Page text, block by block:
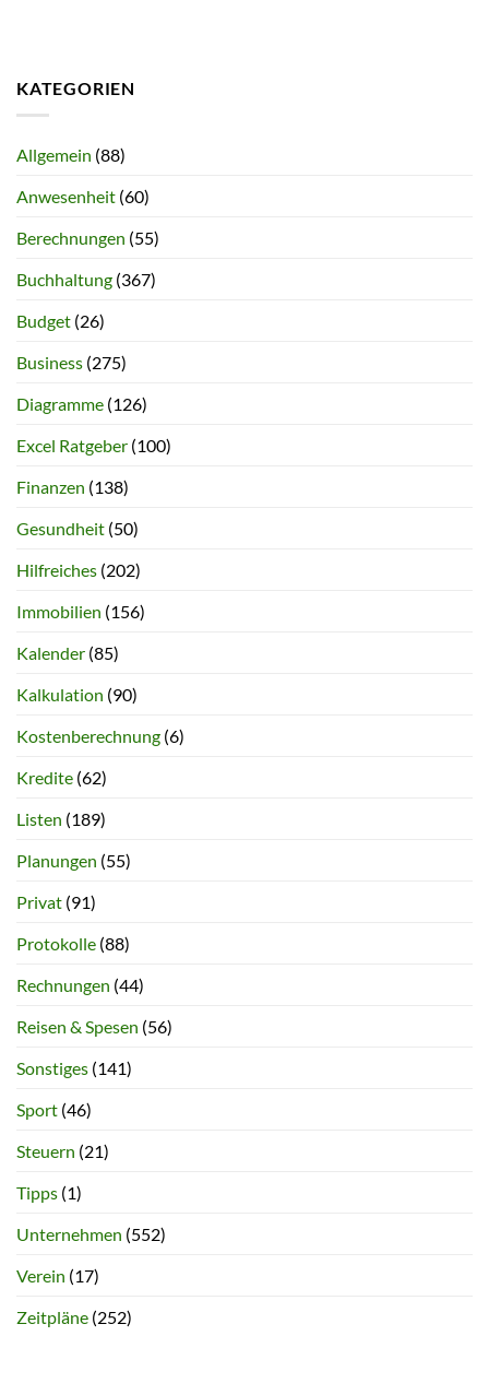
KATEGORIEN
Allgemein (88)
Anwesenheit (60)
Berechnungen (55)
Buchhaltung (367)
Budget (26)
Business (275)
Diagramme (126)
Excel Ratgeber (100)
Finanzen (138)
Gesundheit (50)
Hilfreiches (202)
Immobilien (156)
Kalender (85)
Kalkulation (90)
Kostenberechnung (6)
Kredite (62)
Listen (189)
Planungen (55)
Privat (91)
Protokolle (88)
Rechnungen (44)
Reisen & Spesen (56)
Sonstiges (141)
Sport (46)
Steuern (21)
Tipps (1)
Unternehmen (552)
Verein (17)
Zeitpläne (252)